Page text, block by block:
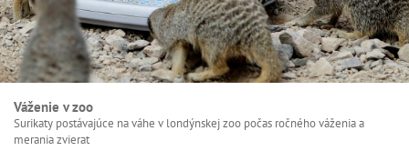
Váženie v zoo
Surikaty postávajúce na váhe v londýnskej zoo počas ročného váženia a
merania zvierat